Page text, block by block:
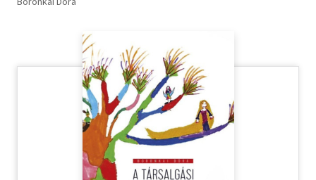
Hobbi, szabadidő
Szótár, nyelvkönyv